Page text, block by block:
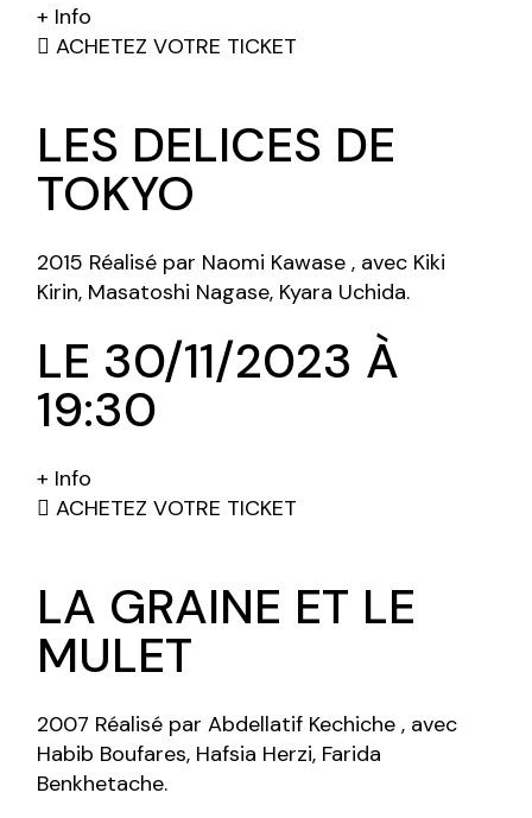
+ Info
ACHETEZ VOTRE TICKET
LES DELICES DE
TOKYO
2015 Réalisé par Naomi Kawase , avec Kiki
Kirin, Masatoshi Nagase, Kyara Uchida.
LE 30/11/2023 À
19:30
+ Info
ACHETEZ VOTRE TICKET
LA GRAINE ET LE
MULET
2007 Réalisé par Abdellatif Kechiche , avec
Habib Boufares, Hafsia Herzi, Farida
Benkhetache.